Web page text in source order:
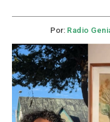
Por: Radio